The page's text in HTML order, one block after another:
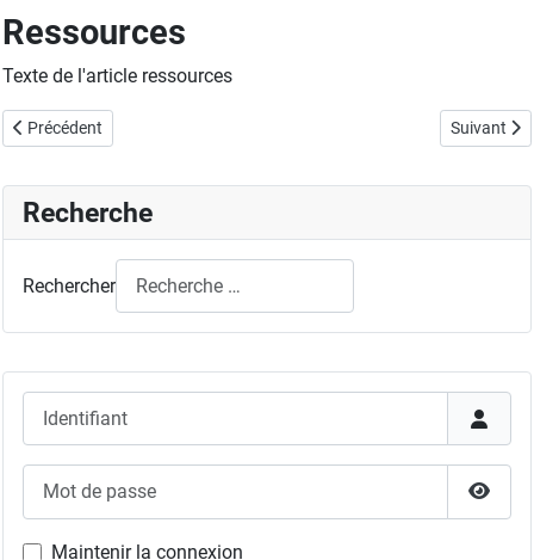
Maintenir la connexion
Ressources
Texte de l'article ressources
Article précédent : La Lettre du GFC
Précédent Article
Suivant
Recherche
Rechercher